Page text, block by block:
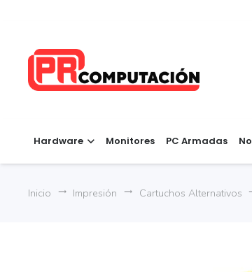
Hardware Monitores PC Armadas
Inicio trending_flat Impresión trending_flat Cartuchos Alternativos